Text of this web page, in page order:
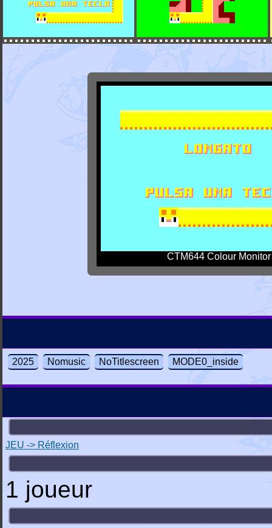
CTM644 Colour Monitor
2025 Nomusic NoTitlescreen MODE0_inside
JEU -> Réflexion
1 joueur